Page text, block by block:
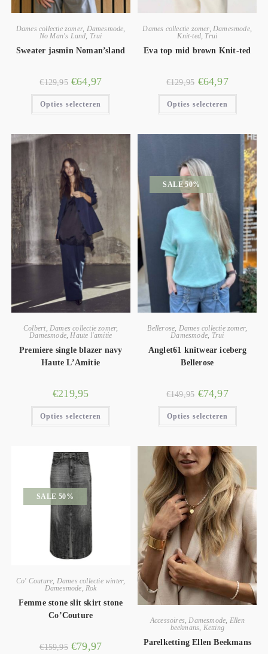
Dames collectie zomer, Damesmode,
No Man's Land, Trui
Sweater jasmin Noman’sland
€129,95 €64,97
Opties selecteren
Dames collectie zomer,Damesmode,
Knit-ted, Trui
Eva top mid brown Knit-ted
€129,95 €64,97
Opties selecteren
Colbert, Dames collectie zomer,
Damesmode,Haute l'amitie
Premiere single blazer navy
Haute L’Amitie
€219,95
Opties selecteren
SALE 50%
Bellerose, Dames collectie zomer,
Damesmode, Trui
Anglet61 knitwear iceberg
Bellerose
€149,95 €74,97
Opties selecteren
SALE 50%
Co' Couture, Dames collectie winter,
Damesmode, Rok
Femme stone slit skirt stone
Co’Couture
€159,95 €79,97
Accessoires,Damesmode, Ellen
beekmans, Ketting
Parelketting Ellen Beekmans